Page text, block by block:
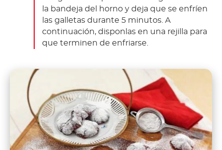
la bandeja del horno y deja que se enfríen
las galletas durante 5 minutos. A
continuación, disponlas en una rejilla para
que terminen de enfriarse.